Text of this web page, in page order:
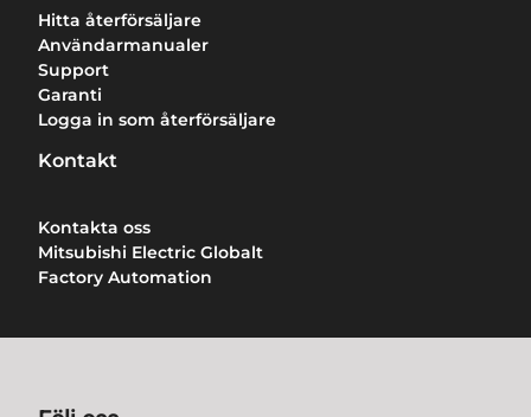
Hitta återförsäljare
Användarmanualer
Support
Garanti
Logga in som återförsäljare
Kontakt
Kontakta oss
Mitsubishi Electric Globalt
Factory Automation